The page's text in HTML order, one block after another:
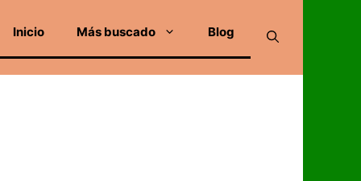
Inicio Más buscado Blog